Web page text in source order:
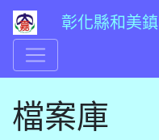
彰化縣和美
檔案庫